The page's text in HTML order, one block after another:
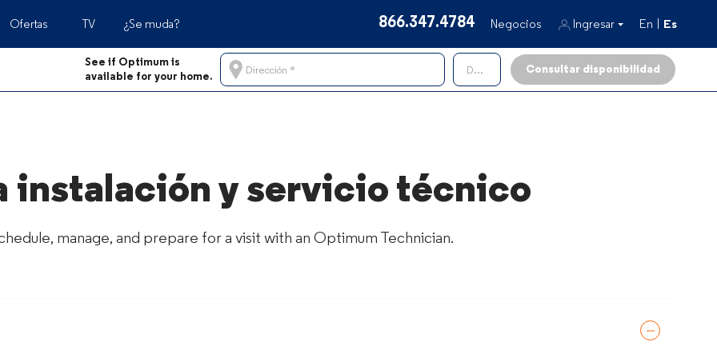
Ahorros en Internet + servicio móvil
Apoyo para servicio móvil
Ofertas TV ¿Se muda? 866.347.4784 Negocios Ingresar
Internet y televisión
En Es
See if Optimum is
available for your home.
Dirección Dpto.
instalación y servicio técnico
manage, and prepare for a visit with an Optimum Technician.